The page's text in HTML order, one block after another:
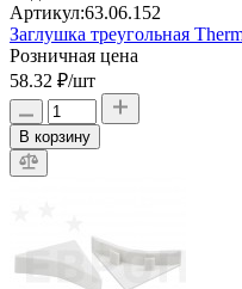
Артикул:63.06.152
Заглушка треугольная
Розничная цена
58.32 ₽/шт
В корзину